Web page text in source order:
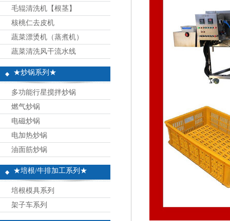
毛辊清洗机【根茎】
核桃仁去皮机
蔬菜漂烫机（蒸煮机）
蔬菜清洗风干流水线
★炒锅系列★
多功能行星搅拌炒锅
燃气炒锅
电磁炒锅
电加热炒锅
油面筋炒锅
★培根/牛排加工系列★
培根模具系列
架子车系列